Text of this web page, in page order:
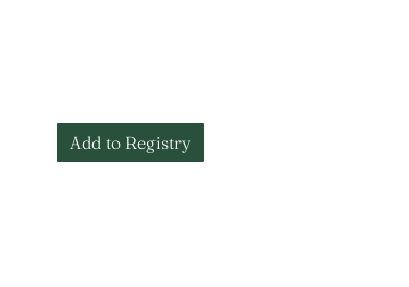
Add to Registry